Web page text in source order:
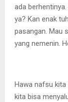
ada
ya? Kan enak
pasangan. Mau
yang nemenin.
Hawa nafsu kita
kita bisa